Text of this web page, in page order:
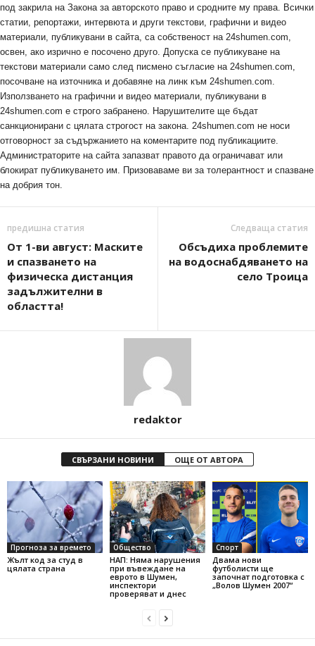
под закрила на Закона за авторското право и сродните му права. Всички
статии, репортажи, интервюта и други текстови, графични и видео
материали, публикувани в сайта, са собственост на 24shumen.com,
освен, ако изрично е посочено друго. Допуска се публикуване на
текстови материали само след писмено съгласие на 24shumen.com,
посочване на източника и добавяне на линк към 24shumen.com.
Използването на графични и видео материали, публикувани в
24shumen.com е строго забранено. Нарушителите ще бъдат
санкционирани с цялата строгост на закона. 24shumen.com не носи
отговорност за съдържанието на коментарите под публикациите.
Администраторите на сайта запазват правото да ограничават или
блокират публикуването им. Призоваваме ви за толерантност и спазване
на добрия тон.
предишна статия
От 1-ви август: Маските
и спазването на
физическа дистанция
задължителни в
областта!
Следваща статия
Обсъдиха проблемите
на водоснабдяването на
село Троица
redaktor
СВЪРЗАНИ НОВИНИ ОЩЕ ОТ АВТОРА
Прогноза за времето
Жълт код за студ в
цялата страна
Общество
НАП: Няма нарушения
при въвеждане на
еврото в Шумен,
инспектори
проверяват и днес
Спорт
Двама нови
футболисти ще
започнат подготовка с
„Волов Шумен 2007“